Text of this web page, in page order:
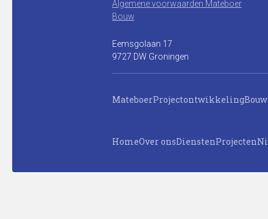
Algemene voorwaarden Mateboer
Bouw
Eemsgolaan 17
9727 DW Groningen
HomeOver onsDienstenProjecten
MateboerProjectontwikkelingBouw